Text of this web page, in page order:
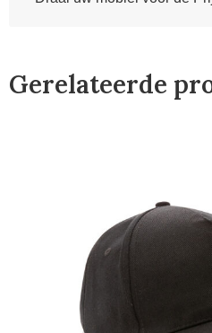
Gerelateerde